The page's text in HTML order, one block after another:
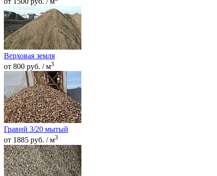
Верховая земля
от 800 руб. / м3
Гравий 3/20 мытый
от 1885 руб. / м3